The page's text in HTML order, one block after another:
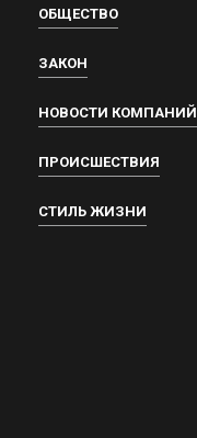
ОБЩЕСТВО
ЗАКОН
НОВОСТИ КОМПАНИЙ
ПРОИСШЕСТВИЯ
СТИЛЬ ЖИЗНИ